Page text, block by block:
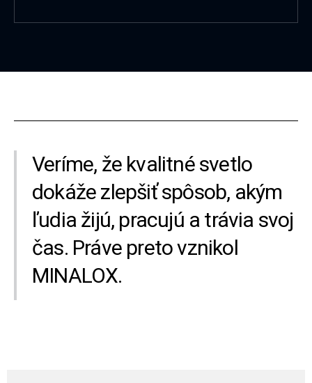
Veríme, že kvalitné svetlo
dokáže zlepšiť spôsob, akým
ľudia žijú, pracujú a trávia svoj
čas. Práve preto vznikol
MINALOX.